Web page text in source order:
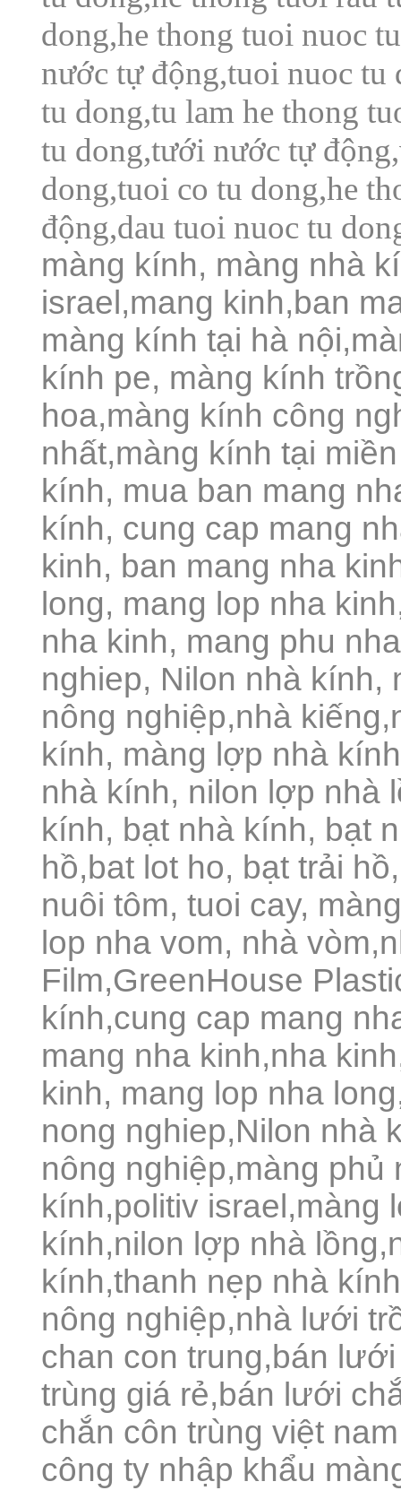
dong,he thong tuoi nuoc
nước tự động,tuoi nuoc
tu dong,tu lam he thong
tu dong,tưới nước tự
dong,tuoi co tu dong,he
động,dau tuoi nuoc tu
màng kính, màng nhà
israel,mang kinh,ban
màng kính tại hà
kính pe, màng kính
hoa,màng kính công
nhất,màng kính tại
kính, mua ban mang
kính, cung cap mang
kinh, ban mang nha
long, mang lop nha
nha kinh, mang phu
nghiep, Nilon nhà kính,
nông nghiệp,nhà
kính, màng lợp nhà
nhà kính, nilon lợp nhà
kính, bạt nhà kính, bạt
hồ,bat lot ho, bạt trải
nuôi tôm, tuoi cay,
lop nha vom, nhà
Film,GreenHouse
kính,cung cap mang
mang nha kinh,nha
kinh, mang lop nha
nong nghiep,Nilon nhà
nông nghiệp,màng
kính,politiv israel,màng
kính,nilon lợp nhà
kính,thanh nẹp nhà
nông nghiệp,nhà lưới
chan con trung,bán
trùng giá rẻ,bán lưới
chắn côn trùng việt
công ty nhập khẩu